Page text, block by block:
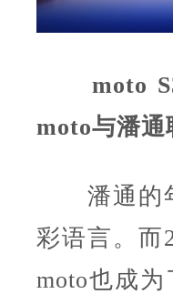
moto
moto与潘通
潘通的年
彩语言。而
moto也成